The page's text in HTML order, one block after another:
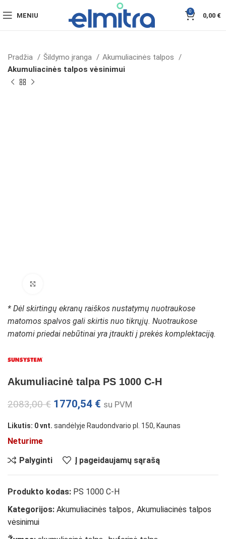
MENIU
0
0,00 €
Pradžia Šildymo įranga
Akumuliacinės talpos
Akumuliacinės talpos vėsinimui
* Dėl skirtingų ekranų raiškos nustatymų nuotraukose
matomos spalvos gali skirtis nuo tikrųjų. Nuotraukose
matomi priedai nebūtinai yra įtraukti į prekės komplektaciją.
Akumuliacinė talpa PS 1000 C-H
2083,00€ 1770,54 € su PVM
Likutis: 0 vnt. sandėlyje Raudondvario pl. 150, Kaunas
Neturime
Palyginti
Į pageidaujamų sąrašą
Produkto kodas: PS 1000 C-H
Kategorijos: Akumuliacinės talpos, Akumuliacinės talpos
vėsinimui